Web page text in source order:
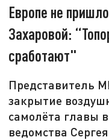
Европе не
Захаровой:
сработают"
Представитель
закрытие
самолёта главы
ведомства